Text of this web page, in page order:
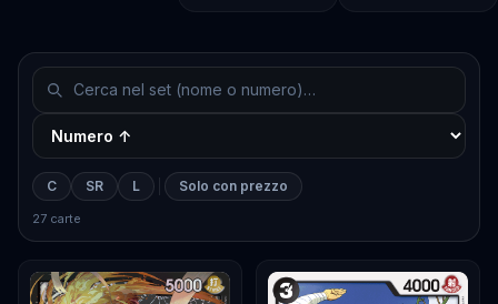
C SR L Solo con prezzo
27 carte